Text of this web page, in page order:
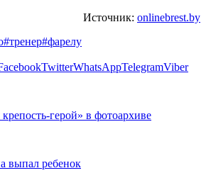
Источник: onlinebrest.by
#тренер#фарелу
TwitterWhatsAppTelegramViber
герой» в фотоархиве
выпал ребенок